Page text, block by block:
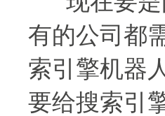
有的公司都
索引擎机器
要给搜索引